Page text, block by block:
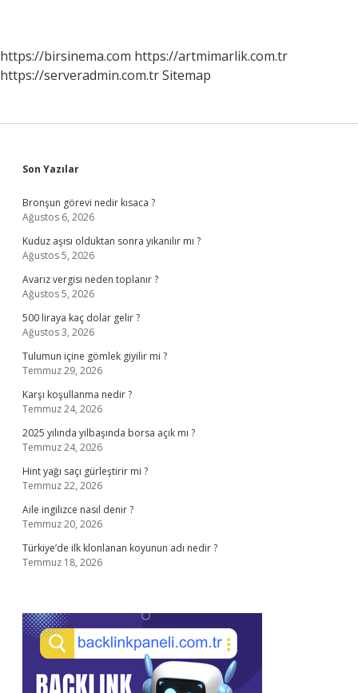
https://birsinema.com https://artmimarlik.com.tr
https://serveradmin.com.trSitemap
Sidebar
Son Yazılar
Bronşun görevi nedir kısaca ?
Ağustos 6, 2026
Kuduz aşısı olduktan sonra yıkanılır mı ?
Ağustos 5, 2026
Avarız vergisi neden toplanır ?
Ağustos 5, 2026
500 liraya kaç dolar gelir ?
Ağustos 3, 2026
Tulumun içine gömlek giyilir mi ?
Temmuz 29, 2026
Karşı koşullanma nedir ?
Temmuz 24, 2026
2025 yılında yılbaşında borsa açık mı ?
Temmuz 24, 2026
Hint yağı saçı gürleştirir mi ?
Temmuz 22, 2026
Aile ingilizce nasıl denir ?
Temmuz 20, 2026
Türkiye’de ilk klonlanan koyunun adı nedir ?
Temmuz 18, 2026